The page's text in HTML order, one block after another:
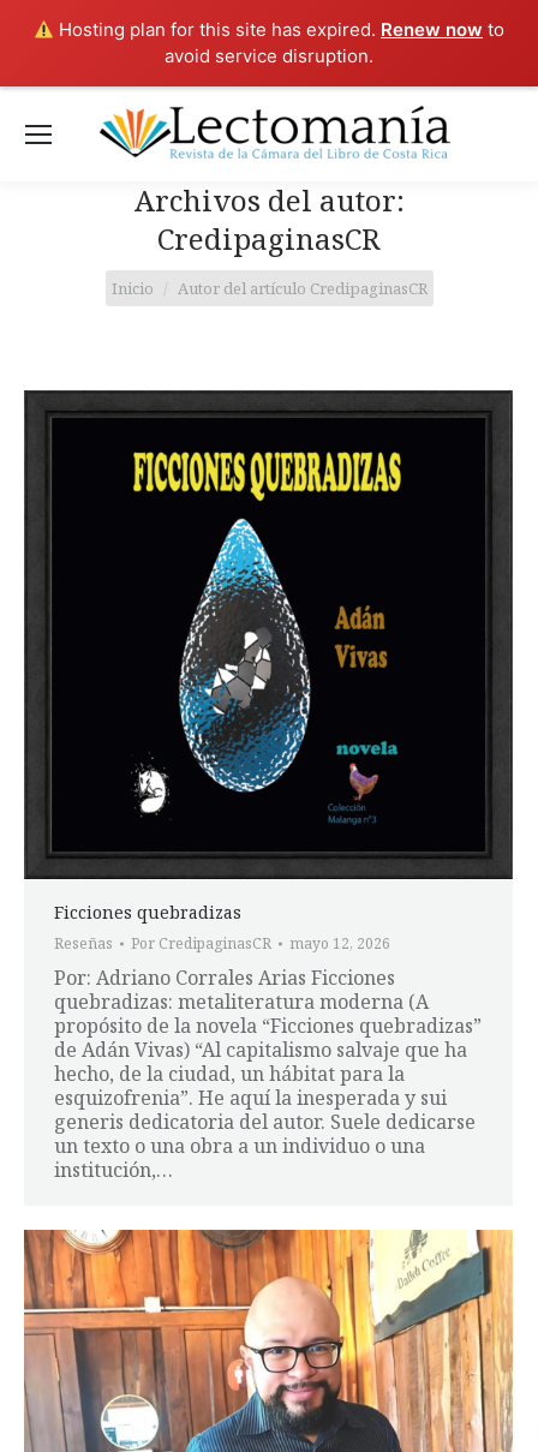
Hosting plan for this site has expired. Renew now to
avoid service disruption.
Archivos del autor:
CredipaginasCR
Estás aquí:
Inicio Autor del artículo CredipaginasCR
Ficciones quebradizas
Reseñas Por CredipaginasCR mayo 12, 2026
Por: Adriano Corrales Arias Ficciones
quebradizas: metaliteratura moderna (A
propósito de la novela “Ficciones quebradizas”
de Adán Vivas) “Al capitalismo salvaje que ha
hecho, de la ciudad, un hábitat para la
esquizofrenia”. He aquí la inesperada y sui
generis dedicatoria del autor. Suele dedicarse
un texto o una obra a un individuo o una
institución,…